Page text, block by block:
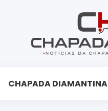
CHAPADA DIAMANTINA